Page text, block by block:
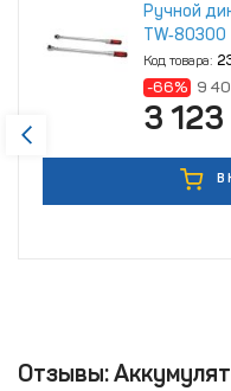
Ручной
TW‑80300
Код товара:
-66% 9
3 123
В
Отзывы: